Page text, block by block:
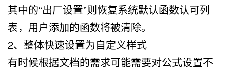
其中的“出厂设置”则恢复系统默认函数认可列
表，用户添加的函数将被清除。
2、整体快速设置为自定义样式
有时候根据文档的需求可能需要对公式设置不